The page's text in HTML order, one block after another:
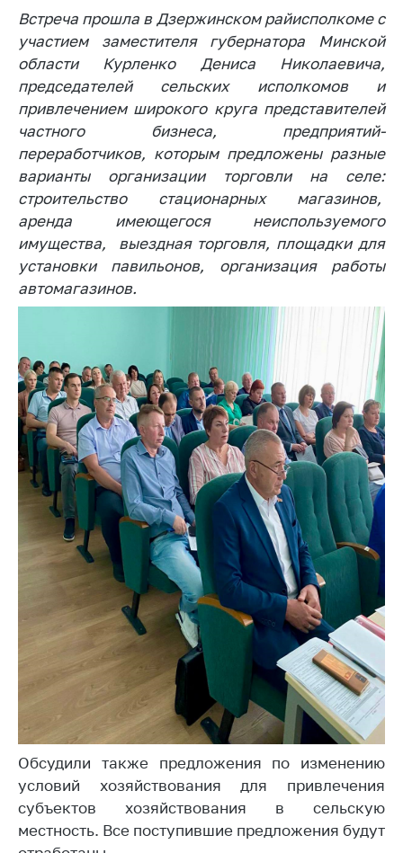
Выставочная
деятельность в
Республике
Беларусь
Защита
персональных
данных
Новости
Обратиться в МАРТ
Личный прием
граждан и юр. лиц
Горячая линия
Электронные
обращения
Сообщить о росте
цен на товары
Сообщить о росте
цен на лекарства и
медицинские
изделия
Контакты
Адрес и режим
работы
Приемная
Министра
Горячая линия
Пресс-служба
Вышестоящий
государственный
орган
Встреча прошла в Дзержинском райисполкоме с
участием заместителя губернатора Минской
области Курленко Дениса Николаевича,
председателей сельских исполкомов и
привлечением широкого круга представителей
частного бизнеса, предприятий-
переработчиков, которым предложены разные
варианты организации торговли на селе:
строительство стационарных магазинов,
аренда имеющегося неиспользуемого
имущества, выездная торговля, площадки для
установки павильонов, организация работы
автомагазинов.
Обсудили также предложения по изменению
условий хозяйствования для привлечения
субъектов хозяйствования в сельскую
местность. Все поступившие предложения будут